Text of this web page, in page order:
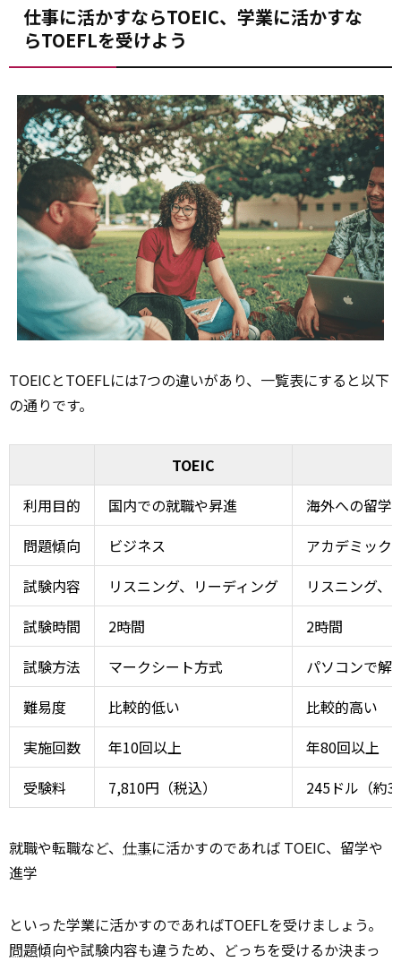
仕事に活かすならTOEIC、学業に活かすな
らTOEFLを受けよう
TOEICとTOEFLには7つの違いがあり、一覧表にすると以下
の通りです。
TOEIC
利用目的
国内での就職や昇進
海外への留学
問題傾向
ビジネス
アカデミック
試験内容
リスニング、リーディング
リスニング、
試験時間
2時間
2時間
試験方法
マークシート方式
パソコンで解
難易度
比較的低い
比較的高い
実施回数
年10回以上
年80回以上
受験料
7,810円（税込） 245ドル（約
就職や転職など、 仕事に活かすのであれば TOEIC、留学や
進学
といった学業に活かすのであればTOEFLを受けましょう。
問題傾向や試験内容も違うため、どっちを受けるか決まっ